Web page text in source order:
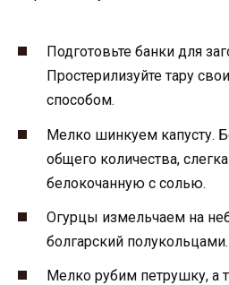
Подготовьте банки для
Простерилизуйте тару
способом.
Мелко шинкуем капусту.
общего количества,
белокочанную с солью.
Огурцы измельчаем на
болгарский полукольцами.
Мелко рубим петрушку, а